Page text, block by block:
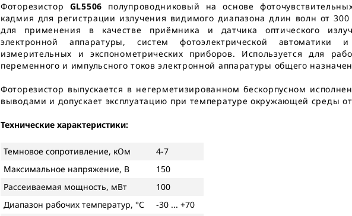
Фоторезистор GL5506 полупроводниковый на основе
кадмия для регистрации излучения видимого диапазона длин волн от
для применения в качестве приёмника и датчика оптического
электронной аппаратуры, систем фотоэлектрической автоматики
измерительных и экспонометрических приборов. Используется для
переменного и импульсного токов электронной аппаратуры общего
Фоторезистор выпускается в негерметизированном бескорпусном
выводами и допускает эксплуатацию при температуре окружающей среды
Технические характеристики:
Темновое сопротивление, кОм
4-7
Максимальное напряжение, В
150
Рассеиваемая мощность, мВт
100
Диапазон рабочих температур, °С
-30 ... +70